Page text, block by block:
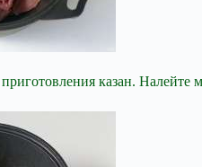
казан.